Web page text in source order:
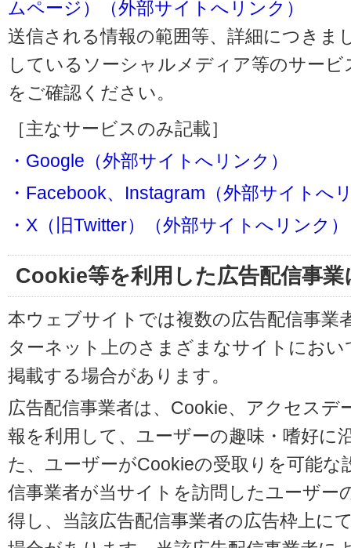
ムページ）（外部サイトへリンク）
送信される情報の範囲等、詳細につきま
しているソーシャルメディア等のサー
をご確認ください。
［主なサービスのみ記載］
・Google（外部サイトへリンク）
・Facebook、Instagram（外部サイトへ
・X（旧Twitter）（外部サイトへリンク）
Cookie等を利用した広告配信事
本ウェブサイトでは複数の広告配信事業
ターネット上のさまざまなサイトにお
掲載する場合があります。
広告配信事業者は、Cookie、アクセスデ
報を利用して、ユーザーの趣味・嗜好に
た、ユーザーがCookieの受取りを可能
信事業者が当サイトを訪問したユーザー
得し、当該広告配信事業者の広告枠上に